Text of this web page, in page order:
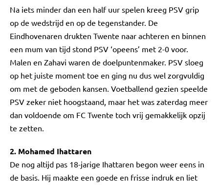
Na iets minder dan een half uur spelen kreeg PSV grip
op de wedstrijd en op de tegenstander. De
Eindhovenaren drukten Twente naar achteren en binnen
een mum van tijd stond PSV ‘opeens’ met 2-0 voor.
Malen en Zahavi waren de doelpuntenmaker. PSV sloeg
op het juiste moment toe en ging nu dus wel zorgvuldig
om met de geboden kansen. Voetballend gezien speelde
PSV zeker niet hoogstaand, maar het was zaterdag meer
dan voldoende om FC Twente toch vrij gemakkelijk opzij
te zetten.
2. Mohamed Ihattaren
De nog altijd pas 18-jarige Ihattaren begon weer eens in
de basis. Hij maakte een goede en frisse indruk en liet